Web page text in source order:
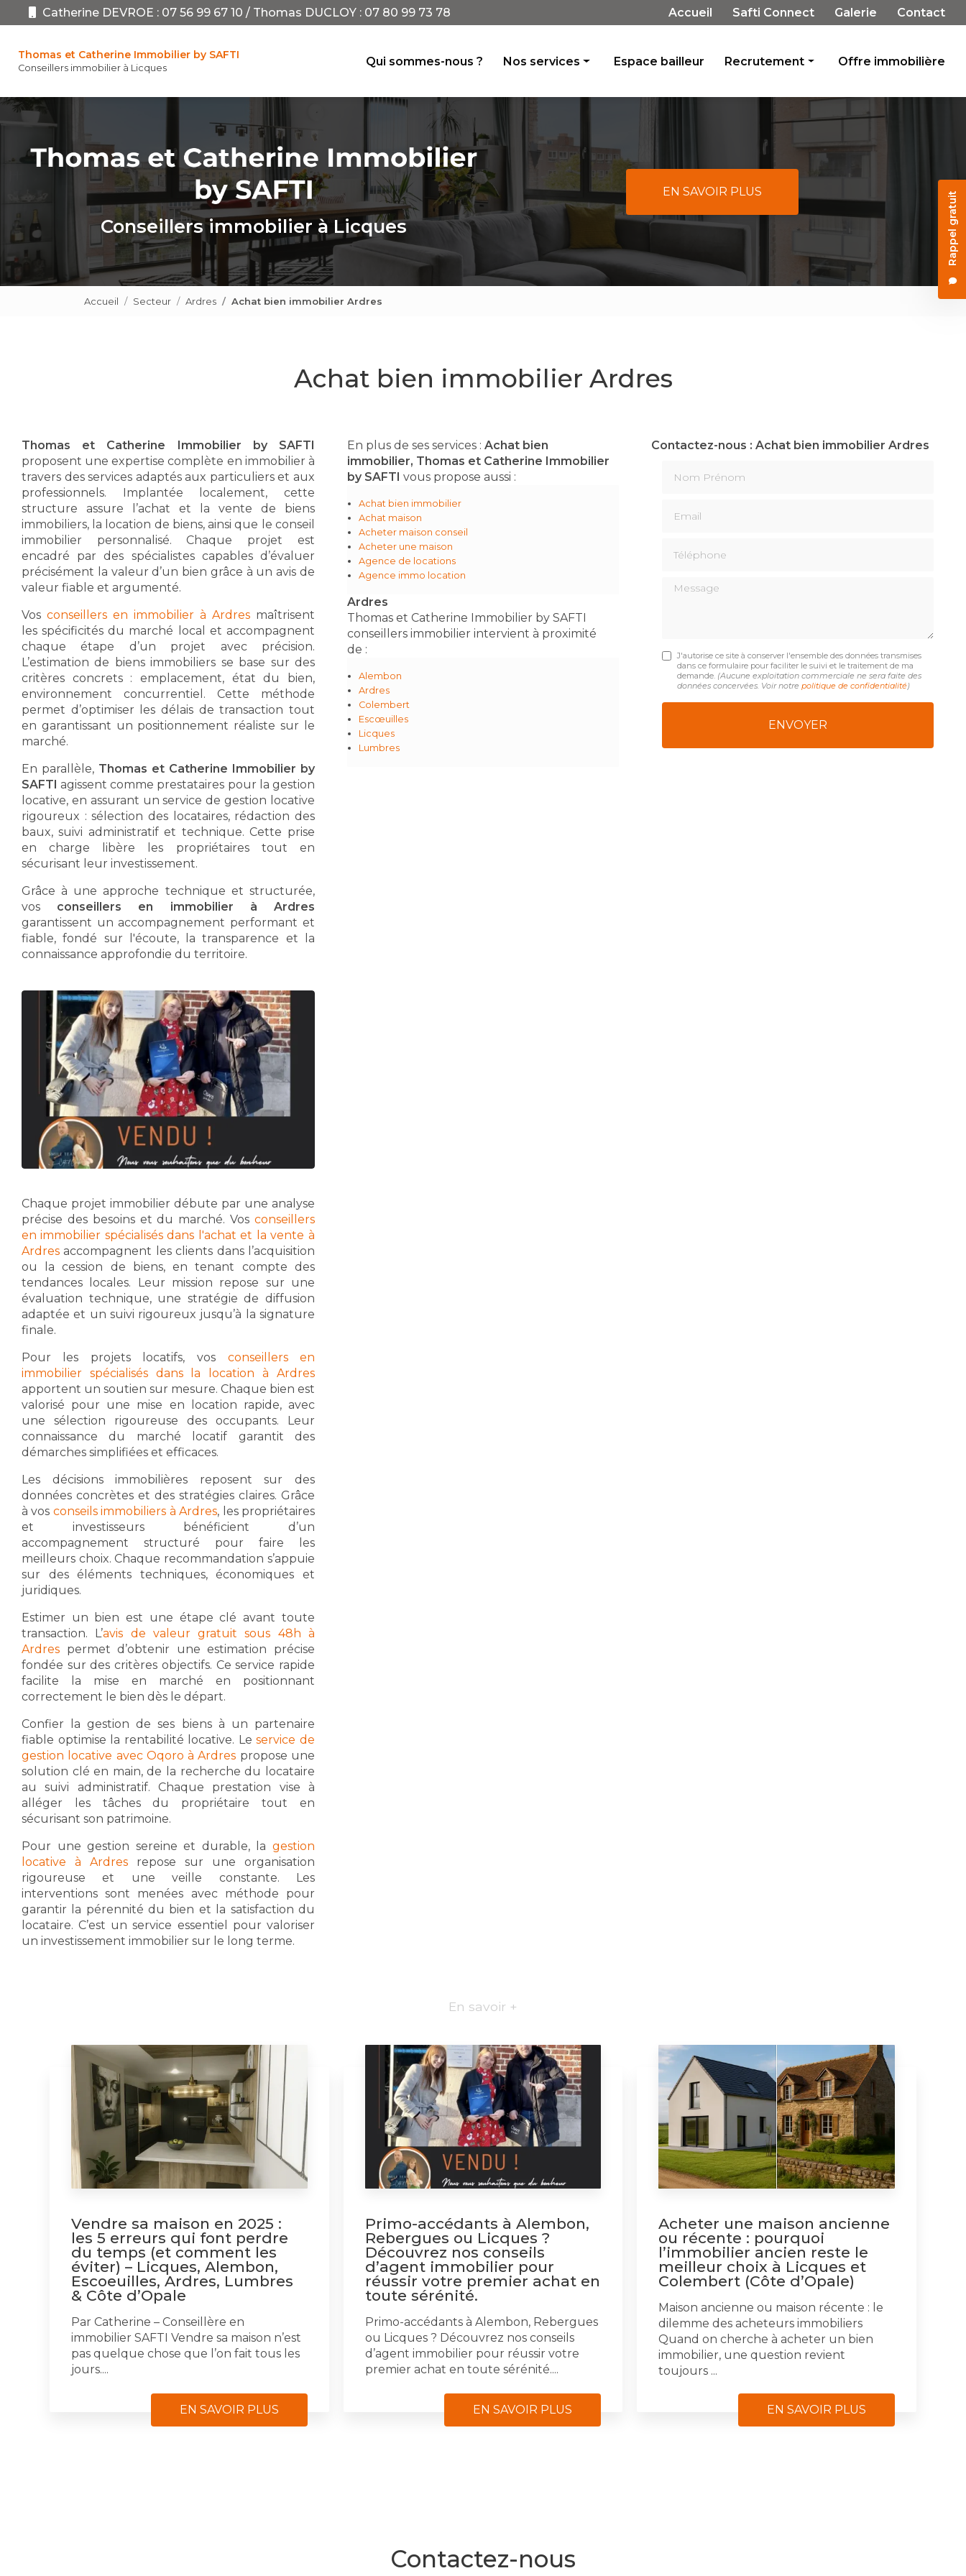
au
principal
Catherine DEVROE : 07 56 99 67 10 / Thomas DUCLOY : 07 80 99 73 78 Navigation secondaire
Accueil Safti Connect Galerie Contact
Thomas et Catherine Immobilier by SAFTI
Conseillers immobilier à Licques
Rappel gratuit
Qui sommes-nous ? Nos services
Conseil
Avis de valeur
Gestion locative
Espace bailleur Recrutement Offre immobilière
Conseillers immobilier à Licques
EN SAVOIR PLUS
Accueil Secteur Ardres Achat bien immobilier Ardres
Achat bien immobilier Ardres
Thomas et Catherine Immobilier by SAFTI
proposent une expertise complète en immobilier à
travers des services adaptés aux particuliers et aux
professionnels. Implantée localement, cette
structure assure l’achat et la vente de biens
immobiliers, la location de biens, ainsi que le conseil
immobilier personnalisé. Chaque projet est
encadré par des spécialistes capables d’évaluer
précisément la valeur d’un bien grâce à un avis de
valeur fiable et argumenté.
Vos conseillers en immobilier à Ardres maîtrisent
les spécificités du marché local et accompagnent
chaque étape d’un projet avec précision.
L’estimation de biens immobiliers se base sur des
critères concrets : emplacement, état du bien,
environnement concurrentiel. Cette méthode
permet d’optimiser les délais de transaction tout
en garantissant un positionnement réaliste sur le
marché.
En parallèle, Thomas et Catherine Immobilier by
SAFTI agissent comme prestataires pour la gestion
locative, en assurant un service de gestion locative
rigoureux : sélection des locataires, rédaction des
baux, suivi administratif et technique. Cette prise
en charge libère les propriétaires tout en
sécurisant leur investissement.
Grâce à une approche technique et structurée,
vos conseillers en immobilier à Ardres
garantissent un accompagnement performant et
fiable, fondé sur l'écoute, la transparence et la
connaissance approfondie du territoire.
Chaque projet immobilier débute par une analyse
précise des besoins et du marché. Vos conseillers
en immobilier spécialisés dans l'achat et la vente à
Ardres accompagnent les clients dans l’acquisition
ou la cession de biens, en tenant compte des
tendances locales. Leur mission repose sur une
évaluation technique, une stratégie de diffusion
adaptée et un suivi rigoureux jusqu’à la signature
finale.
Pour les projets locatifs, vos conseillers en
immobilier spécialisés dans la location à Ardres
apportent un soutien sur mesure. Chaque bien est
valorisé pour une mise en location rapide, avec
une sélection rigoureuse des occupants. Leur
connaissance du marché locatif garantit des
démarches simplifiées et efficaces.
Les décisions immobilières reposent sur des
données concrètes et des stratégies claires. Grâce
à vos conseils immobiliers à Ardres, les propriétaires
et investisseurs bénéficient d’un
accompagnement structuré pour faire les
meilleurs choix. Chaque recommandation s’appuie
sur des éléments techniques, économiques et
juridiques.
Estimer un bien est une étape clé avant toute
transaction. L’avis de valeur gratuit sous 48h à
Ardres permet d’obtenir une estimation précise
fondée sur des critères objectifs. Ce service rapide
facilite la mise en marché en positionnant
correctement le bien dès le départ.
Confier la gestion de ses biens à un partenaire
fiable optimise la rentabilité locative. Leservice de
gestion locative avec Oqoro à Ardres propose une
solution clé en main, de la recherche du locataire
au suivi administratif. Chaque prestation vise à
alléger les tâches du propriétaire tout en
sécurisant son patrimoine.
Pour une gestion sereine et durable, la gestion
locative à Ardres repose sur une organisation
rigoureuse et une veille constante. Les
interventions sont menées avec méthode pour
garantir la pérennité du bien et la satisfaction du
locataire. C’est un service essentiel pour valoriser
un investissement immobilier sur le long terme.
En plus de ses services : Achat bien
immobilier, Thomas et Catherine Immobilier
by SAFTI vous propose aussi :
Achat bien immobilier
Achat maison
Acheter maison conseil
Acheter une maison
Agence de locations
Agence immo location
Ardres
Thomas et Catherine Immobilier by SAFTI
conseillers immobilier intervient à proximité
de :
Alembon
Ardres
Colembert
Escœuilles
Licques
Lumbres
Contactez-nous : Achat bien immobilier Ardres
Message
J'autorise ce site à conserver l'ensemble des données transmises
dans ce formulaire pour faciliter le suivi et le traitement de ma
demande. (Aucune exploitation commerciale ne sera faite des
données concervées. Voir notre politique de confidentialité)
En savoir +
Vendre sa maison en 2025 :
les 5 erreurs qui font perdre
du temps (et comment les
éviter) – Licques, Alembon,
Escoeuilles, Ardres, Lumbres
& Côte d’Opale
Par Catherine – Conseillère en
immobilier SAFTI Vendre sa maison n’est
pas quelque chose que l’on fait tous les
jours....
EN SAVOIR PLUS
Primo-accédants à Alembon,
Rebergues ou Licques ?
Découvrez nos conseils
d’agent immobilier pour
réussir votre premier achat en
toute sérénité.
Primo-accédants à Alembon, Rebergues
ou Licques ? Découvrez nos conseils
d’agent immobilier pour réussir votre
premier achat en toute sérénité....
EN SAVOIR PLUS
Acheter une maison ancienne
ou récente : pourquoi
l’immobilier ancien reste le
meilleur choix à Licques et
Colembert (Côte d’Opale)
Maison ancienne ou maison récente : le
dilemme des acheteurs immobiliers
Quand on cherche à acheter un bien
immobilier, une question revient
toujours ...
EN SAVOIR PLUS
Contactez-nous